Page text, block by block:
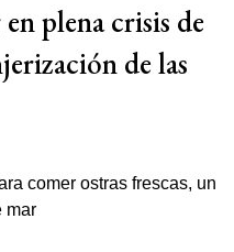
plena crisis de
de las